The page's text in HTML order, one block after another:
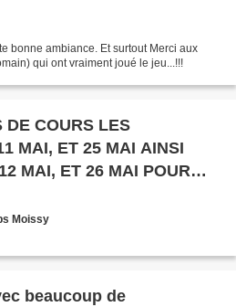
bonne ambiance. Et surtout Merci aux
qui ont vraiment joué le jeu...!!!
DE COURS LES
MAI, ET 25 MAI AINSI
MAI, ET 26 MAI POUR
DE FRANCE
Moissy
beaucoup de